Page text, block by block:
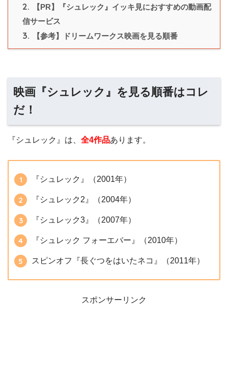
2.
【PR】『シュレック』イッキ見におすすめの動画配
信サービス
3. 【参考】ドリームワークス映画を見る順番
映画『シュレック』を見る順番はコレ
だ！
『シュレック』は、 全4作品あります。
『シュレック』（2001年）
『シュレック2』（2004年）
『シュレック3』（2007年）
『シュレック フォーエバー』（2010年）
スピンオフ『長ぐつをはいたネコ』（2011年）
スポンサーリンク